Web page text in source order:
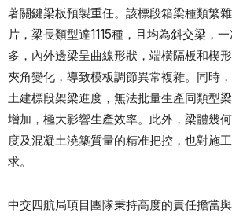
著關鍵梁板預製重任。該標段箱梁種類繁
片，梁長類型達1115種，且均為斜交梁，
多，內外邊梁呈曲線形狀，端橫隔板和楔
夾角變化，導致模板調節異常複雜。同時
土建標段架梁進度，無法批量生產同類型
增加，極大影響生產效率。此外，梁體幾
度及混凝土澆築質量的精准把控，也對施
求。
中交四航局項目團隊秉持高度的責任擔當